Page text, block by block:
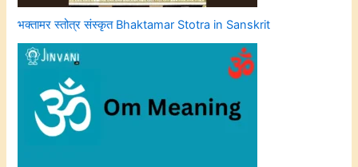
भक्तामर स्तोत्र संस्कृत Bhaktamar Stotra in Sanskrit